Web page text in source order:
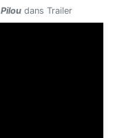
Pilou dans Trailer